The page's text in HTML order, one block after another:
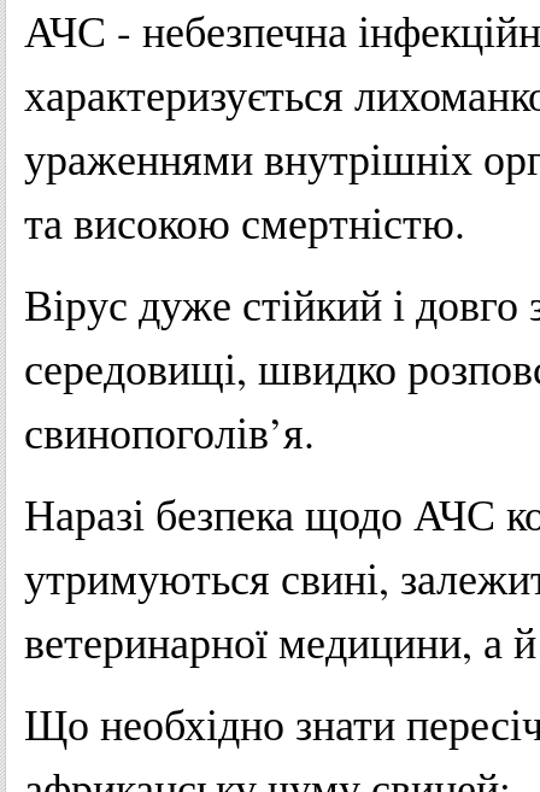
АЧС - небезпечна
характеризується
ураженнями внутрішніх
та високою смертністю.
Вірус дуже стійкий і
середовищі, швидко
свинопоголів’я.
Наразі безпека щодо АЧС
утримуються свині,
ветеринарної медицини, а
Що необхідно знати